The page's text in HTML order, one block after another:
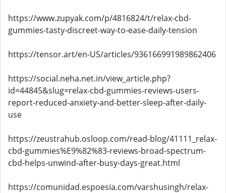
https://www.zupyak.com/p/4816824/t/relax-cbd-
gummies-tasty-discreet-way-to-ease-daily-tension
https://tensor.art/en-US/articles/936166991989862406
https://social.neha.net.in/view_article.php?
id=44845&slug=relax-cbd-gummies-reviews-users-
report-reduced-anxiety-and-better-sleep-after-daily-
use
https://zeustrahub.osloop.com/read-blog/41111_relax-
cbd-gummies%E9%82%83-reviews-broad-spectrum-
cbd-helps-unwind-after-busy-days-great.html
https://comunidad.espoesia.com/varshusingh/relax-